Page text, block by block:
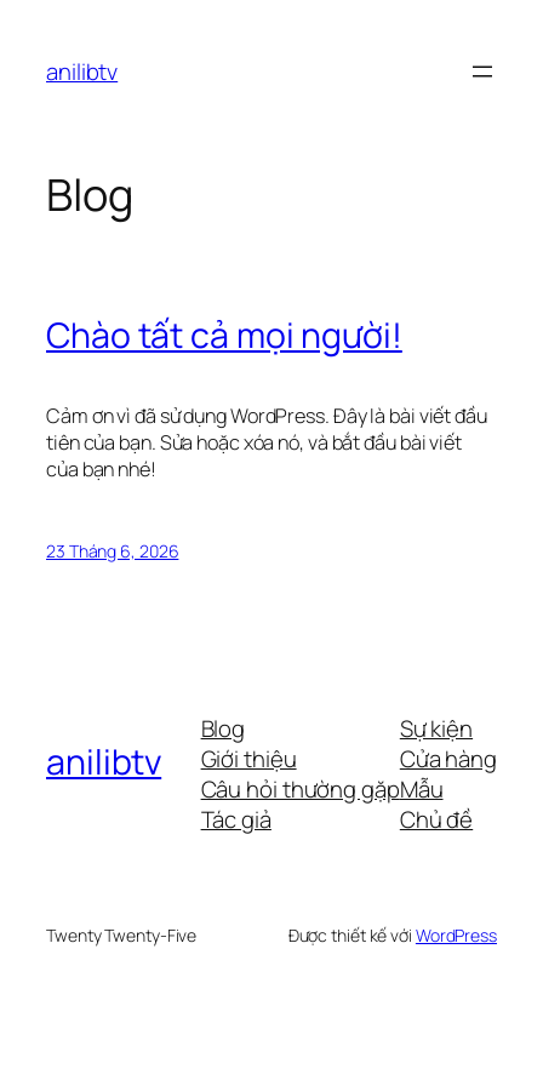
phầnanilibtv
Blog
Chào tất cả mọi người!
Cảm ơn vì đã sử dụng WordPress. Đây là bài viết đầu
tiên của bạn. Sửa hoặc xóa nó, và bắt đầu bài viết
của bạn nhé!
23 Tháng 6, 2026
anilibtv
Blog
Giới thiệu
Câu hỏi thường gặp
Tác giả
Sự kiện
Cửa hàng
Mẫu
Chủ đề
Twenty Twenty-Five Được thiết kế với WordPress